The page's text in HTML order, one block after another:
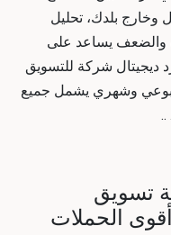
وخارج بلدك، تحليل
والضعف يساعد على
شركة للتسويق
وشهري يشمل جميع
تسويق
الحملات